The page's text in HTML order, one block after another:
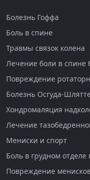
Болезнь Гоффа
Боль в спине
Травмы связок колена
Лечение боли в спине
Повреждение
Болезнь Осгуда-
Хондромаляция
Лечение
Мениски и спорт
Боль в грудном отделе
Повреждение